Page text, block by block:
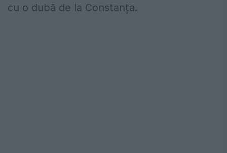
cu o dubă de la Constanța.